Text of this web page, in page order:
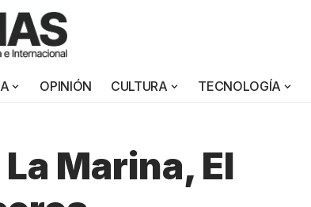
OPINIÓN CULTURA TECNOLOGÍA
Marina, El